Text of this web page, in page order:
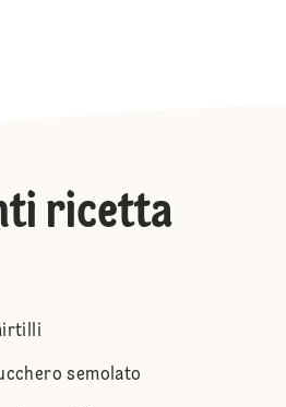
ricetta
semolato